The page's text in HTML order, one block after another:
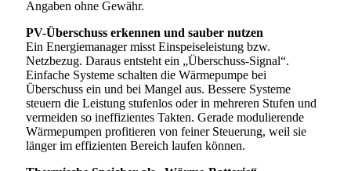
Angaben ohne Gewähr.
PV-Überschuss erkennen und sauber nutzen
Ein Energiemanager misst Einspeiseleistung bzw.
Netzbezug. Daraus entsteht ein „Überschuss-Signal“.
Einfache Systeme schalten die Wärmepumpe bei
Überschuss ein und bei Mangel aus. Bessere Systeme
steuern die Leistung stufenlos oder in mehreren Stufen und
vermeiden so ineffizientes Takten. Gerade modulierende
Wärmepumpen profitieren von feiner Steuerung, weil sie
länger im effizienten Bereich laufen können.